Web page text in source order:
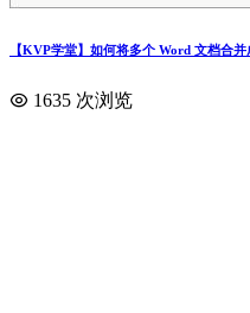
【KVP学堂】如何将多个 Word 文档合并
1635 次浏览